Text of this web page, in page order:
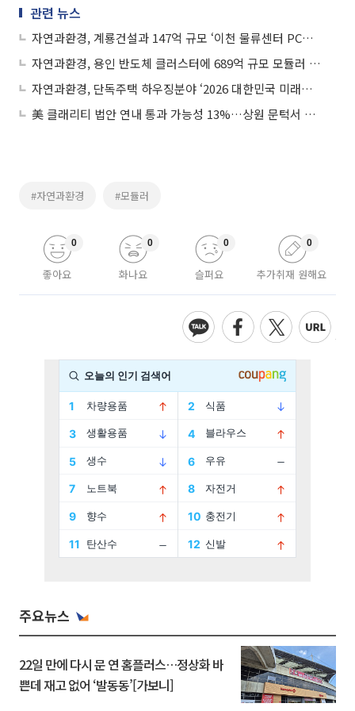
관련 뉴스
자연과환경, 계룡건설과 147억 규모 ‘이천 물류센터 PC공사’ 계약 체결
자연과환경, 용인 반도체 클러스터에 689억 규모 모듈러 오피스텔 신축공사 수주
자연과환경, 단독주택 하우징분야 ‘2026 대한민국 미래건축문화 대상’ 수상
美 클래리티 법안 연내 통과 가능성 13%…상원 문턱서 제동
#자연과환경 #모듈러
좋아요
0
화나요
0
슬퍼요
0
추가취재 원해요
0
주요뉴스
22일 만에 다시 문 연 홈플러스…정상화 바
쁜데 재고 없어 ‘발동동’[가보니]